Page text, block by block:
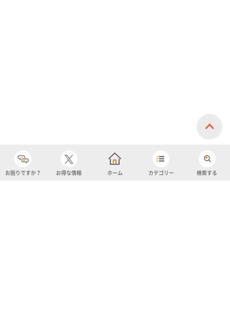
お困りですか？ お得な情報 ホーム カテゴリー 検索する